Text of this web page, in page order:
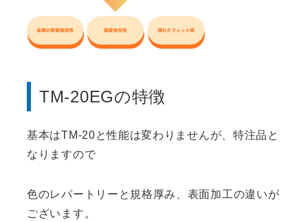
TM-20EGの特徴
基本はTM-20と性能は変わりませんが、特注品と
なりますので
色のレパートリーと規格厚み、表面加工の違いが
ございます。